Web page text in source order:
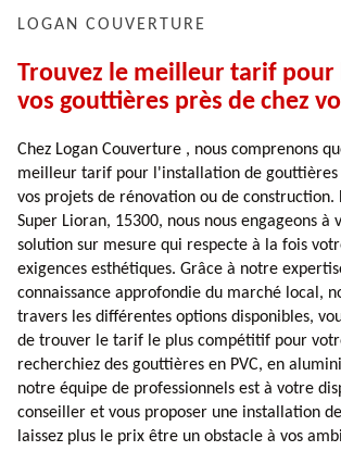
LOGAN COUVERTURE
Trouvez le meilleur tarif pour
vos gouttières près de chez
Chez Logan Couverture , nous comprenons
meilleur tarif pour l'installation de gouttières
vos projets de rénovation ou de construction.
Super Lioran, 15300, nous nous engageons à
solution sur mesure qui respecte à la fois
exigences esthétiques. Grâce à notre
connaissance approfondie du marché local,
travers les différentes options disponibles,
de trouver le tarif le plus compétitif pour
recherchiez des gouttières en PVC, en
notre équipe de professionnels est à votre
conseiller et vous proposer une installation
laissez plus le prix être un obstacle à vos